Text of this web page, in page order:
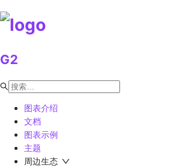
G2
图表介绍
文档
图表示例
主题
周边生态